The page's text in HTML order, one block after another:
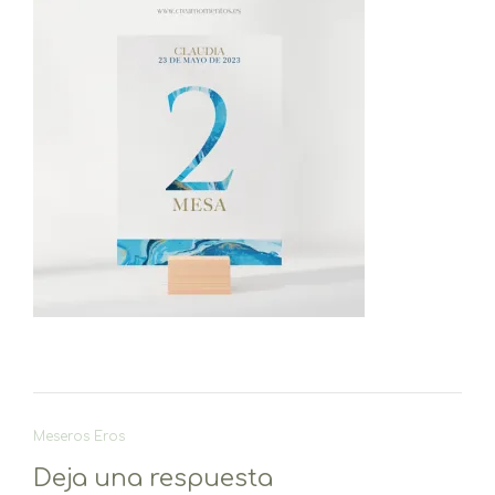
Navegación
entradas
Meseros Eros
Deja una respuesta